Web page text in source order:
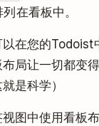
在看板中。
在您的Todoist
局让一切都变
是科学）
图中使用看板布